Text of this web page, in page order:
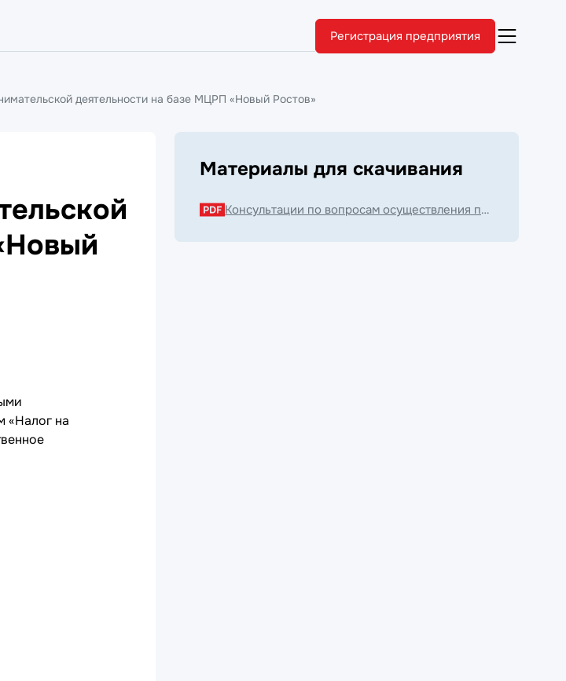
Регистрация предприятия
деятельности на базе МЦРП «Новый Ростов»
«Налог на
Материалы для скачивания
Консультации по вопросам осуществления предпринимательской деятельности на базе МЦРП «Новый Ростов».pdf